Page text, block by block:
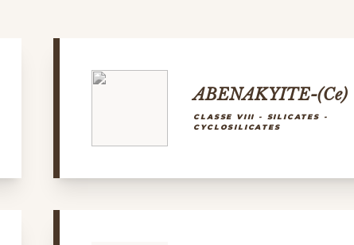
ABENAKYITE-(Ce)
CLASSE VIII - SILICATES -
CYCLOSILICATES